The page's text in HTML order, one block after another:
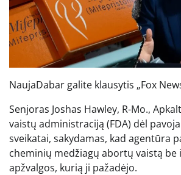
NaujaDabar galite klausytis „Fox
Senjoras Joshas Hawley, R-Mo.,
vaistų administraciją (FDA) dėl
sveikatai, sakydamas, kad agentūra
cheminių medžiagų abortų vaistą be
apžvalgos, kurią ji pažadėjo.